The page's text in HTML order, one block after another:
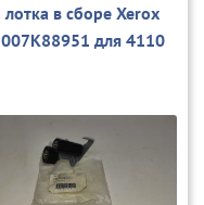
лотка в сборе Xerox
007K88951 для 4110